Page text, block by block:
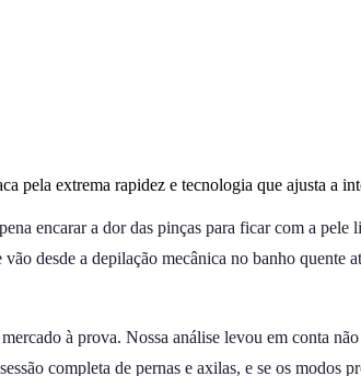
pela extrema rapidez e tecnologia que ajusta a
encarar a dor das pinças para ficar com a
desde a depilação mecânica no banho
à prova. Nossa análise levou em conta
completa de pernas e axilas, e se os